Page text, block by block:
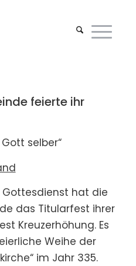
feierte ihr
selber“
hat die
das Titularfest ihrer
Kreuzerhöhung. Es
Weihe der
im Jahr 335.